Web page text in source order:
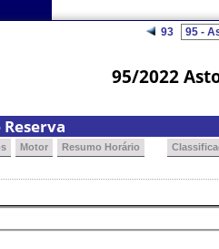
93
95/2022
Motor Resumo Horário